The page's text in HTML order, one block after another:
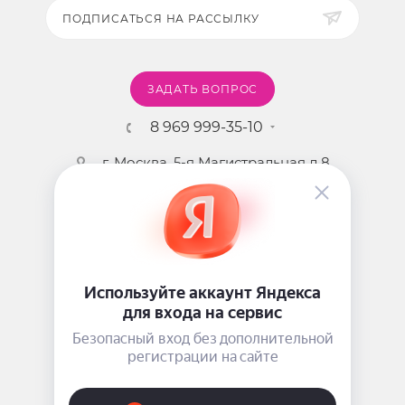
незначительно отличаться от фото.
ПОДПИСАТЬСЯ НА РАССЫЛКУ
ЗАДАТЬ ВОПРОС
8 969 999-35-10
г. Москва, 5-я Магистральная д.8
2009 - 2026 ©Pink-Girl.ru